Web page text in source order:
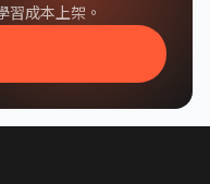
習成本上架。